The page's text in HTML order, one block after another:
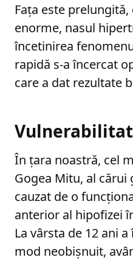
Fața este
enorme, nasul
încetinirea
rapidă s-a încercat
care a dat rezultate
În țara noastră, cel
Gogea Mitu, al
cauzat de o
anterior al hipofizei
La vârsta de 12 ani
mod neobișnuit,